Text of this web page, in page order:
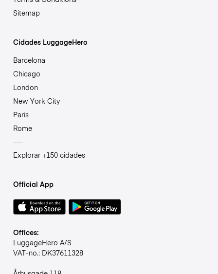
Sitemap
Cidades LuggageHero
Barcelona
Chicago
London
New York City
Paris
Rome
Explorar +150 cidades
Official App
Offices:
LuggageHero A/S
VAT-no.: DK37611328